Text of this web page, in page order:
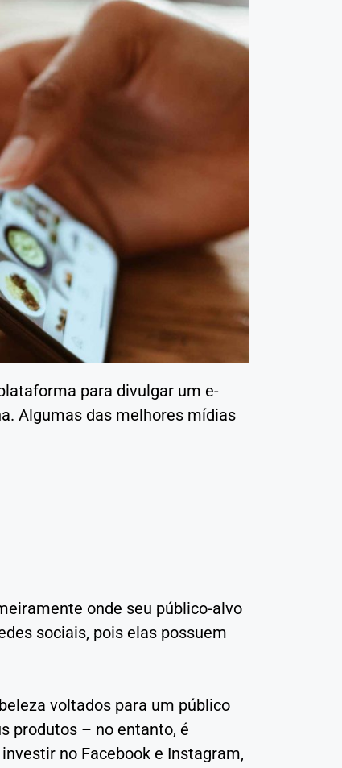
para divulgar um e-
Algumas das melhores mídias
onde seu público-alvo
sociais, pois elas possuem
voltados para um público
produtos – no entanto, é
no Facebook e Instagram,